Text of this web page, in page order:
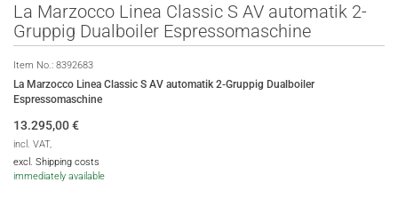
La Marzocco Linea Classic S AV automatik 2-
Gruppig Dualboiler Espressomaschine
Item No.: 8392683
La Marzocco Linea Classic S AV automatik 2-Gruppig Dualboiler
Espressomaschine
13.295,00€
incl. VAT,
excl. Shipping costs
immediately available